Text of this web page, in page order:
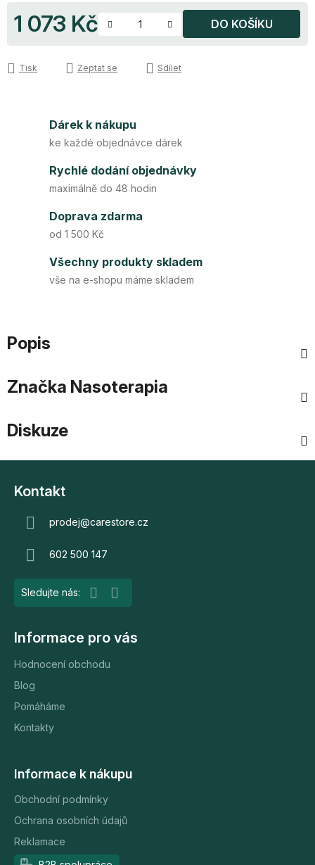
1 073 Kč DO KOŠÍKU
Tisk Zeptat se Sdílet
Dárek k nákupu
ke každé objednávce dárek
Rychlé dodání objednávky
maximálně do 48 hodin
Doprava zdarma
od 1 500 Kč
Všechny produkty skladem
vše na e-shopu máme skladem
Popis
Značka Nasoterapia
Diskuze
Kontakt
prodej@carestore.cz
602 500 147
Informace pro vás
Hodnocení obchodu
Blog
Pomáháme
Kontakty
Informace k nákupu
Obchodní podmínky
Ochrana osobních údajů
Reklamace